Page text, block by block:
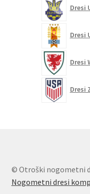
Dresi
Dresi
Dresi
Dresi
© Otroški nogometni
Nogometni dresi